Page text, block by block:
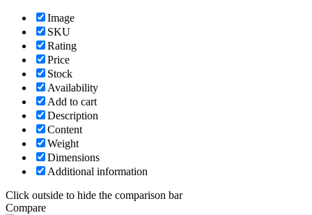
Image
SKU
Rating
Price
Stock
Availability
Add to cart
Description
Content
Weight
Dimensions
Additional information
Click outside to hide the comparison bar
Compare